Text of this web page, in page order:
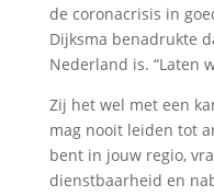
de coronacrisis in
Dijksma benadrukte
Nederland is. “Laten
Zij het wel met een
mag nooit leiden tot
bent in jouw regio,
dienstbaarheid en